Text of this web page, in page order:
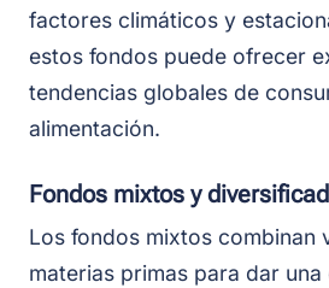
factores climáticos y
estos fondos puede ofrecer
tendencias globales de
alimentación.
Fondos mixtos y
Los fondos mixtos combinan
materias primas para dar